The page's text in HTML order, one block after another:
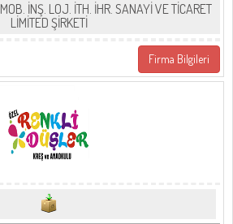
İNŞ. LOJ. İTH. İHR. SANAYİ VE TİCARET
LİMİTED ŞİRKETİ
Firma Bilgileri